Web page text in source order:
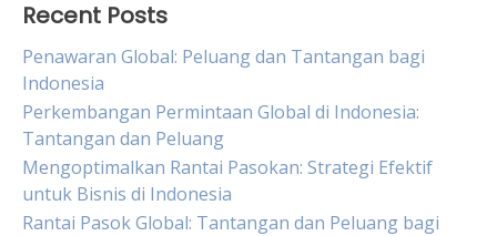
Recent Posts
Penawaran Global: Peluang dan Tantangan bagi
Indonesia
Perkembangan Permintaan Global di Indonesia:
Tantangan dan Peluang
Mengoptimalkan Rantai Pasokan: Strategi Efektif
untuk Bisnis di Indonesia
Rantai Pasok Global: Tantangan dan Peluang bagi